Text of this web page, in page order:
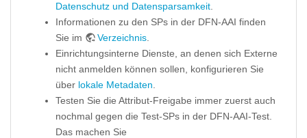
Datenschutz und Datensparsamkeit
Informationen zu den SPs in der DFN-AAI finden
Sie im
Verzeichnis
Einrichtungsinterne Dienste, an denen sich Externe
nicht anmelden können sollen, konfigurieren Sie
über lokale Metadaten
Testen Sie die Attribut-Freigabe immer zuerst auch
nochmal gegen die Test-SPs in der DFN-AAI-Test.
Das machen Sie